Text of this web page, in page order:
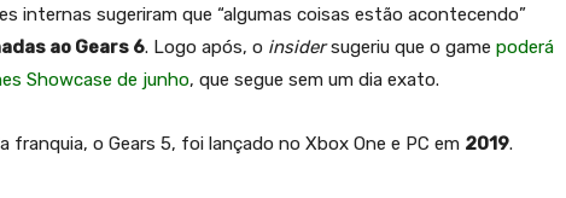
internas sugeriram que “algumas coisas estão acontecendo”
ao Gears 6. Logo após, o insidersugeriu que o game poderá
Showcase de junho, que segue sem um dia exato.
franquia, o Gears 5, foi lançado no Xbox One e PC em 2019.